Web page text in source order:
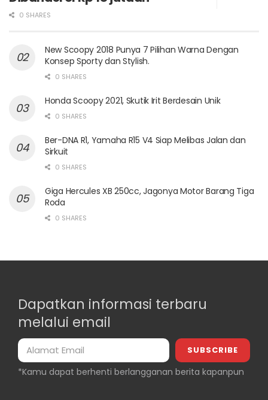
0 SHARES
New Scoopy 2018 Punya 7 Pilihan Warna Dengan
Konsep Sporty dan Stylish.
0 SHARES
Honda Scoopy 2021, Skutik Irit Berdesain Unik
0 SHARES
Ber-DNA R1, Yamaha R15 V4 Siap Melibas Jalan dan
Sirkuit
0 SHARES
Giga Hercules XB 250cc, Jagonya Motor Barang Tiga
Roda
0 SHARES
Dapatkan informasi terbaru
melalui email
*Kamu dapat berhenti berlangganan berita kapanpun